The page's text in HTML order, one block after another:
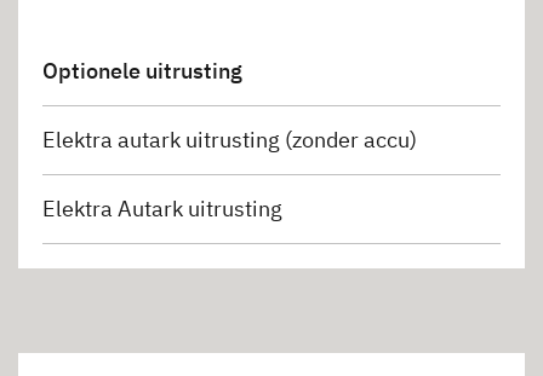
Optionele uitrusting
Elektra autark uitrusting (zonder accu)
Elektra Autark uitrusting